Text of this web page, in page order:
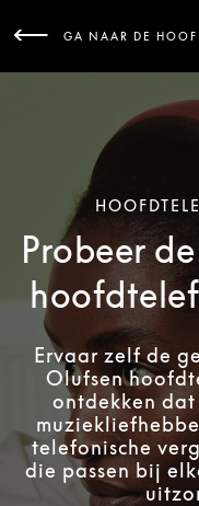
GA NAAR DE
Probeer
Ervaar zelf de
Olufsen
ontdekken dat
telefonische
die passen bij